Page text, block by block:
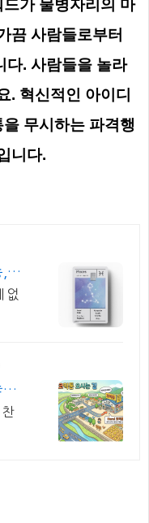
가 물병자리의 마
끔 사람들로부터
다. 사람들을 놀라
. 혁신적인 아이디
무시하는 파격행
니다.
예
없
찬